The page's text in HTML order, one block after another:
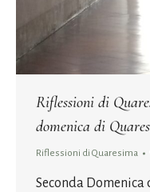
Riflessioni di
domenica di
Riflessioni di Quaresima
Seconda Domenica